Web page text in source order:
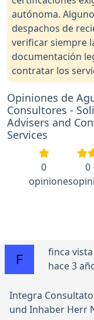
autónoma.
despachos de
verificar siempre
documentación
contratar los
Opiniones de
Consultores -
Advisers and
Services
0
opiniones
0
finca
hace 3
Integra
und Inhaber Herr